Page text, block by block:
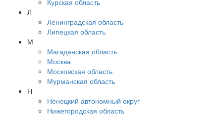
Курская область
Л
Ленинградская область
Липецкая область
М
Магаданская область
Москва
Московская область
Мурманская область
Н
Ненецкий автономный округ
Нижегородская область